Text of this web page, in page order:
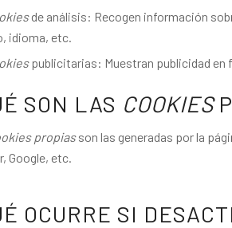
de análisis: Recogen información
idioma, etc.
publicitarias: Muestran publicidad en
SON LAS COOKIES
propiasson las generadas por la
Google, etc.
OCURRE SI